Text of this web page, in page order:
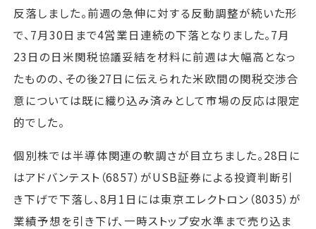
反落しました。前週の急伸に対する反動調整が続いた形
で、7月30日まで4営業日連続の下落となりました。7月
23日の日米関税協議妥結を材料に前週は大幅高となっ
たものの、その後27日に伝えられた米欧間の関税交渉合
意については既に織り込み済みとして市場の反応は限定
的でした。
個別株では半導体関連の軟調さが目立ちました。28日に
はアドバンテスト（6857）がUSB証券による投資判断引
き下げで下落し、8月1日には東京エレクトロン（8035）が
業績予想を引き下げ、一時ストップ安水準まで売り込ま